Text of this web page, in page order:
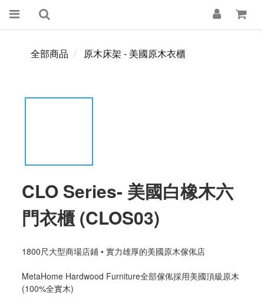
全部商品 原木床架 - 美國原木衣櫃
CLO Series- 美國白橡木六
門衣櫃 (CLOS03)
1800尺大型商場店鋪 • 實力雄厚的美國原木傢俬店
MetaHome Hardwood Furniture全部傢俬採用美國頂級原木
(100%全實木)